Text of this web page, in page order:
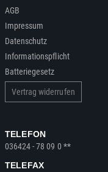
AGB
Impressum
Datenschutz
Informationspflicht
Batteriegesetz
Vertrag widerrufen
TELEFON
036424 - 78 09 0 **
TELEFAX